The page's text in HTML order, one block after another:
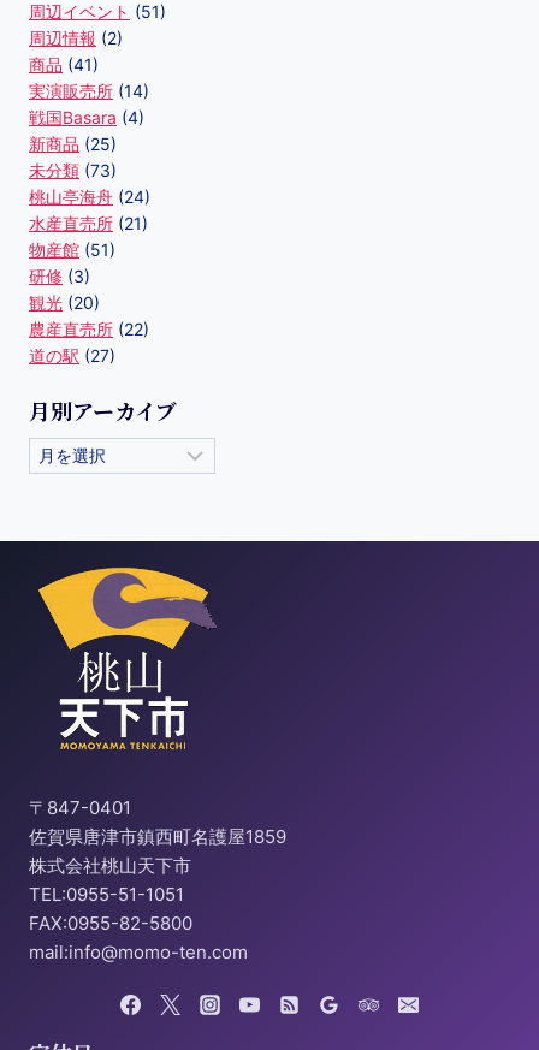
周辺イベント (51)
周辺情報 (2)
商品 (41)
実演販売所 (14)
戦国Basara (4)
新商品 (25)
未分類 (73)
桃山亭海舟 (24)
水産直売所 (21)
物産館 (51)
研修 (3)
観光 (20)
農産直売所 (22)
道の駅 (27)
月別アーカイブ
〒847-0401
佐賀県唐津市鎮西町名護屋1859
株式会社桃山天下市
TEL:0955-51-1051
FAX:0955-82-5800
mail:info@momo-ten.com